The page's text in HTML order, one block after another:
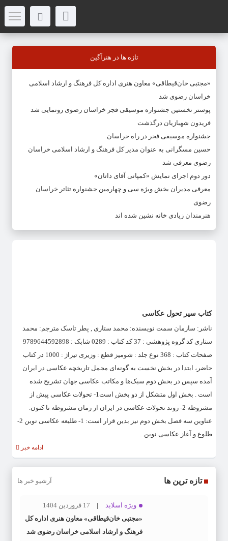
تازه ها در هنرآگین
«مجتبی خان‌قیطاقی» معاون هنری اداره کل فرهنگ و ارشاد اسلامی
خراسان رضوی شد
پوستر نخستین جشنواره موسیقی فجر خراسان رضوی رونمایی شد
فریدون شهبازیان درگذشت
جشنواره موسیقی فجر در راه خراسان
حسین مسگرانی به عنوان مدیر کل فرهنگ و ارشاد اسلامی خراسان
رضوی معرفی شد
دور دوم اجرای نمایش «کمپانی آقای داتان»
معرفی مدیران بخش ویژه سی و چهارمین جشنواره تئاتر خراسان
رضوی
هنرمندان زیادی خانه نشین شده اند
کتاب سیر تحول عکاسی
ناشر: سازمان سمت نویسنده: محمد ستاری , پطر تاسک مترجم: محمد
ستاری کد گروه پژوهشی : 37 کد کتاب : 0289 شابک : 9789644592898
صفحات کتاب : 368 نوع جلد : شومیز قطع : وزیری تیراژ : 1000 در کتاب
حاضر، ابتدا در بخش نخست به گونه‌ای مجمل تاریخچه عکاسی در ایران
آمده سپس در بخش دوم سبک‌ها و مکاتب عکاسی جهان تشریح شده
است . بخش اول متشکل از دو بخش است1- تحولات عکاسی پیش از
مشروطه 2- روند تحولات عکاسی در ایران از زمان مشروطه تا کنون.
عناوین سه فصل بخش دوم نیز بدین قرار است: 1- طلیعه عکاسی نوین 2-
طلوع و آغاز عکاسی نوین...
ادامه خبر
تازه ترین ها آرشیو خبر ها
ویژه اسلاید
17 فروردین 1404
«مجتبی خان‌قیطاقی» معاون هنری اداره کل
فرهنگ و ارشاد اسلامی خراسان رضوی شد